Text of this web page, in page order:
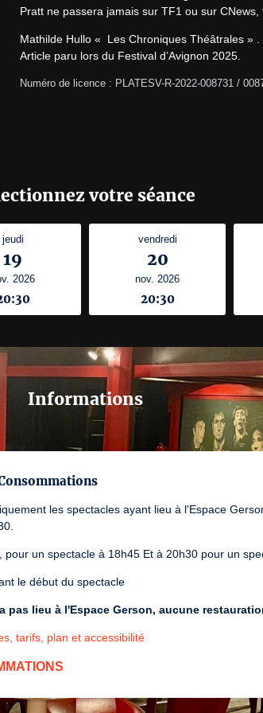
Pratt ne passera jamais sur TF1 ou sur
Mathilde Hullo «  Les Chroniques Théâtrales » .
Article paru lors du Festival d’Avignon 2025.
Numéro de licence : PLATESV-R-2022-008731 /
votre séance
jeudi
19
2026
vendredi
20
nov. 2026
20:30
Informations
les spectacles ayant lieu à l'Espace
un spectacle à 18h45 Et à 20h30 pour un
le début du spectacle
pas lieu à l'Espace Gerson, aucune
tarifs, plan et accessibilité